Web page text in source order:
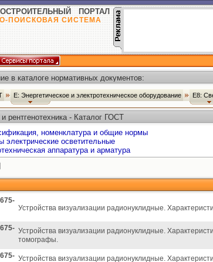
ПОРТАЛ
ПОИСКОВАЯ СИСТЕМА
в каталоге нормативных документов:
Е: Энергетическое и электротехническое оборудование Е8:
рентгенотехника - Каталог ГОСТ
номенклатура и общие нормы
электрические осветительные
аппаратура и арматура
Устройства визуализации радионуклидные.
Устройства визуализации радионуклидные.
томографы.
Устройства визуализации радионуклидные.